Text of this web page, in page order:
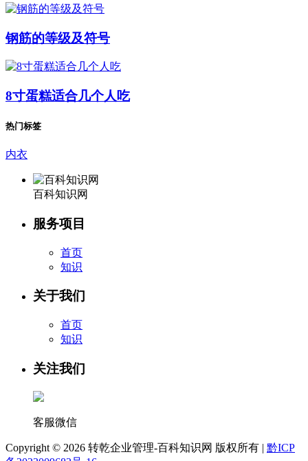
钢筋的等级及符号
8寸蛋糕适合几个人吃
热门标签
内衣
百科知识网
服务项目
首页
知识
关于我们
首页
知识
关注我们
客服微信
Copyright © 2026 转乾企业管理-百科知识网 版权所有 | 黔ICP